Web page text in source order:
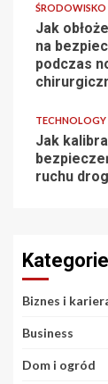
ŚRODOWISKO
Jak
na
podczas
TECHNOLOGY
Jak
ruchu
Kategorie
Biznes i
Business
Dom i ogród